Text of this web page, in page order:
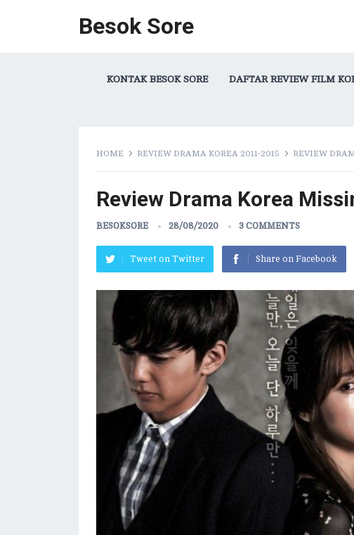
Besok Sore
KONTAK BESOK SORE DAFTAR REVIEW FILM
HOME REVIEW DRAMA KOREA 2011-2015 REVIEW
Review Drama Korea
BESOKSORE 28/08/2020 3 COMMENTS
Tweet on Twitter Share on Facebook